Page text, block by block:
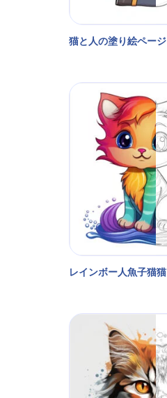
猫と人の塗り絵ページ
レインボー人魚子猫猫